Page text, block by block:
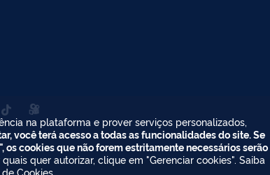
na plataforma e prover serviços personalizados,
você terá acesso a todas as funcionalidades do site. Se
os cookies que não forem estritamente necessários serão
quer autorizar, clique em "Gerenciar cookies". Saiba
Cookies